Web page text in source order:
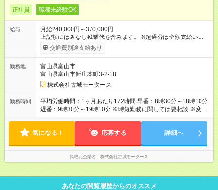
正社員 職種未経験OK
給与
月給240,000円～370,000円
上記額にはみなし残業代を含みます。※超過分は全額支給いたし
ます。 みなし残業代 27,000円／月 みなし残業時間 20時間／月
上記額にはみなし残業代（月20時間分、27,000円分）を含みま
す。 想定年収はボーナス込みの数字となっています。 インセン
ティブ:達成手当として5,000円から最大30,000円が毎月支給さ
れます！！ 【試用期間】試用期間あり 試用期間の長さ：3ヶ月
雇用形態、給与は本採用時と同じです。
交通費別途支給あり
勤務地
富山県富山市
富山県富山市新庄本町3-2-18
株式会社古城モータース
勤務時間
平均労働時間：1ヶ月あたり172時間 早番：8時30分～18時10分
遅番：9時30分～19時10分 ※時短勤務に関しては要相談 ※変形
労働制(１ヶ月単位) 平均労働時間：1ヶ月あたり172時間 早番：
しては要相談 ※変形労働制(１ヶ月単位)
気になる！ 応募する 詳細へ
掲載元企業名 株式会社古城モータース
あなたの閲覧履歴からのオススメ